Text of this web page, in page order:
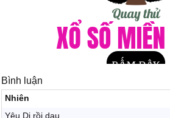
Bình luận
Nhiên
Yêu Di rồi dau